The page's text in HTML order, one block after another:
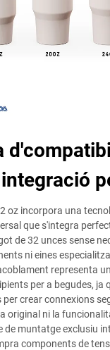
oz incorpora una
que s'integra
de 32 unces sense
ni eines
representa
per a begudes, ja
crear connexions
original ni la
de muntatge exclusiu
components de